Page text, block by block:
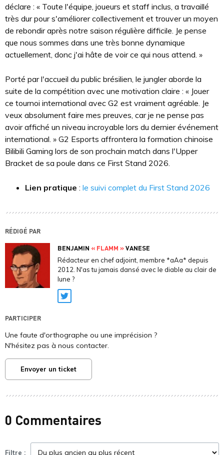
déclare : « Toute l'équipe, joueurs et staff inclus, a travaillé
très dur pour s'améliorer collectivement et trouver un moyen
de rebondir après notre saison régulière difficile. Je pense
que nous sommes dans une très bonne dynamique
actuellement, donc j'ai hâte de voir ce qui nous attend. »
Porté par l'accueil du public brésilien, le jungler aborde la
suite de la compétition avec une motivation claire : « Jouer
ce tournoi international avec G2 est vraiment agréable. Je
veux absolument faire mes preuves, car je ne pense pas
avoir affiché un niveau incroyable lors du dernier événement
international. » G2 Esports affrontera la formation chinoise
Bilibili Gaming lors de son prochain match dans l'Upper
Bracket de sa poule dans ce First Stand 2026.
Lien pratique : le suivi complet du First Stand 2026
RÉDIGÉ PAR
BENJAMIN « FLAMM »VANESE
Rédacteur en chef adjoint, membre *aAa* depuis
2012. N'as tu jamais dansé avec le diable au clair de
lune ?
Twitter
PARTICIPER
Une faute d'orthographe ou une imprécision ?
N'hésitez pas à nous contacter.
Envoyer un ticket
0 Commentaires
Filtre :